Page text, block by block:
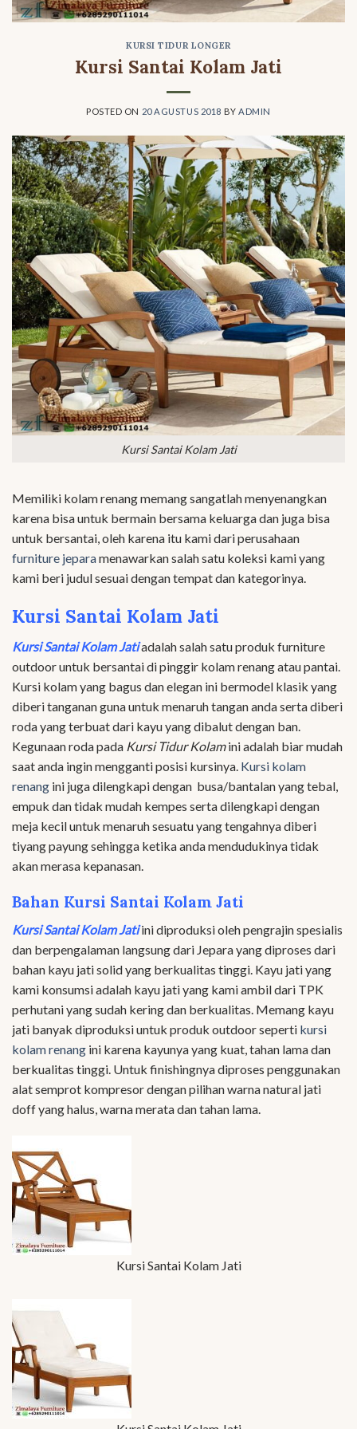
KURSI TIDUR LONGER
Kursi Santai Kolam Jati
POSTED ON 20 AGUSTUS 2018 BYADMIN
Kursi Santai Kolam Jati
Memiliki kolam renang memang sangatlah menyenangkan
karena bisa untuk bermain bersama keluarga dan juga bisa
untuk bersantai, oleh karena itu kami dari perusahaan
furniture jeparamenawarkan salah satu koleksi kami yang
kami beri judul sesuai dengan tempat dan kategorinya.
Kursi Santai Kolam Jati
Kursi Santai Kolam Jatiadalah salah satu produk furniture
outdoor untuk bersantai di pinggir kolam renang atau pantai.
Kursi kolam yang bagus dan elegan ini bermodel klasik yang
diberi tanganan guna untuk menaruh tangan anda serta diberi
roda yang terbuat dari kayu yang dibalut dengan ban.
Kegunaan roda pada Kursi Tidur Kolamini adalah biar mudah
saat anda ingin mengganti posisi kursinya. Kursi kolam
renang ini juga dilengkapi dengan busa/bantalan yang tebal,
empuk dan tidak mudah kempes serta dilengkapi dengan
meja kecil untuk menaruh sesuatu yang tengahnya diberi
tiyang payung sehingga ketika anda mendudukinya tidak
akan merasa kepanasan.
Bahan Kursi Santai Kolam Jati
Kursi Santai Kolam Jatiini diproduksi oleh pengrajin spesialis
dan berpengalaman langsung dari Jepara yang diproses dari
bahan kayu jati solid yang berkualitas tinggi. Kayu jati yang
kami konsumsi adalah kayu jati yang kami ambil dari TPK
perhutani yang sudah kering dan berkualitas. Memang kayu
jati banyak diproduksi untuk produk outdoor seperti kursi
kolam renang ini karena kayunya yang kuat, tahan lama dan
berkualitas tinggi. Untuk finishingnya diproses penggunakan
alat semprot kompresor dengan pilihan warna natural jati
doff yang halus, warna merata dan tahan lama.
Kursi Santai Kolam Jati